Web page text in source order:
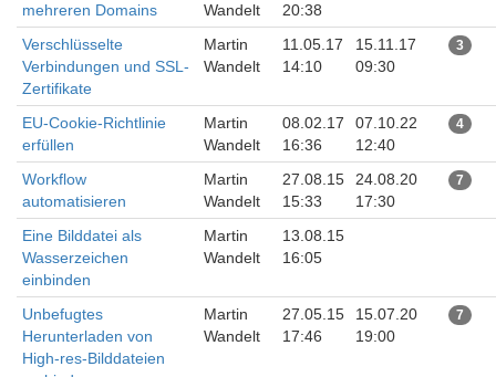
mehreren Domains
Wandelt
20:38
Verschlüsselte
Verbindungen und SSL-
Zertifikate
Martin
Wandelt
11.05.17
14:10
15.11.17
09:30
3
EU-Cookie-Richtlinie
erfüllen
Martin
Wandelt
08.02.17
16:36
07.10.22
12:40
4
Workflow
automatisieren
Martin
Wandelt
27.08.15
15:33
24.08.20
17:30
7
Eine Bilddatei als
Wasserzeichen
einbinden
Martin
Wandelt
13.08.15
16:05
Unbefugtes
Herunterladen von
High-res-Bilddateien
Martin
Wandelt
27.05.15
17:46
15.07.20
19:00
7